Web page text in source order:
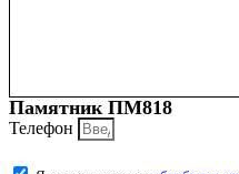
Памятник ПМ818
Телефон